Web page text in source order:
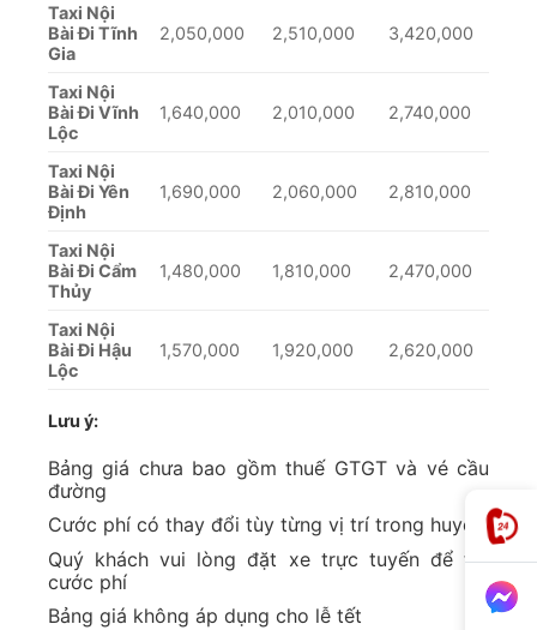
Taxi Nội
Bài Đi Tĩnh
Gia
2,050,000 2,510,000 3,420,000
Taxi Nội
Bài Đi Vĩnh
Lộc
1,640,000 2,010,000 2,740,000
Taxi Nội
Bài Đi Yên
Định
1,690,000 2,060,000 2,810,000
Taxi Nội
Bài Đi Cẩm
Thủy
1,480,000 1,810,000 2,470,000
Taxi Nội
Bài Đi Hậu
Lộc
1,570,000 1,920,000 2,620,000
Lưu ý:
Bảng giá chưa bao gồm thuế GTGT và vé cầu
đường
Cước phí có thay đổi tùy từng vị trí trong huyện
Quý khách vui lòng đặt xe trực tuyến để tra
cước phí
Bảng giá không áp dụng cho lễ tết